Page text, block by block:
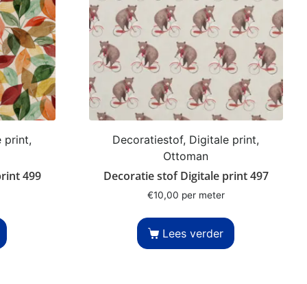
print,
499
Decoratiestof, Digitale print,
Ottoman
Decoratie stof Digitale print 497
€10,00 per meter
Lees verder